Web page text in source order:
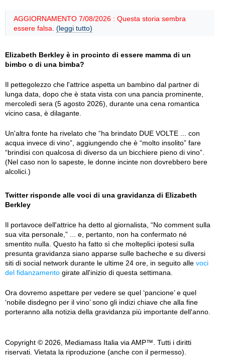
AGGIORNAMENTO 7/08/2026 : Questa storia sembra
essere falsa. (leggi tutto)
Elizabeth Berkley è in procinto di essere mamma di un
bimbo o di una bimba?
Il pettegolezzo che l'attrice aspetta un bambino dal partner di
lunga data, dopo che è stata vista con una pancia prominente,
mercoledì sera (5 agosto 2026), durante una cena romantica
vicino casa, è dilagante.
Un'altra fonte ha rivelato che “ha brindato DUE VOLTE ... con
acqua invece di vino”, aggiungendo che è “molto insolito” fare
“brindisi con qualcosa di diverso da un bicchiere pieno di vino”.
(Nel caso non lo sapeste, le donne incinte non dovrebbero bere
alcolici.)
Twitter risponde alle voci di una gravidanza di Elizabeth
Berkley
Il portavoce dell'attrice ha detto al giornalista, “No comment sulla
sua vita personale,” ... e, pertanto, non ha confermato né
smentito nulla. Questo ha fatto sì che molteplici ipotesi sulla
presunta gravidanza siano apparse sulle bacheche e su diversi
siti di social network durante le ultime 24 ore, in seguito alle voci
del fidanzamento girate all'inizio di questa settimana.
Ora dovremo aspettare per vedere se quel ‘pancione’ e quel
‘nobile disdegno per il vino’ sono gli indizi chiave che alla fine
porteranno alla notizia della gravidanza più importante dell'anno.
Copyright © 2026, Mediamass Italia via AMP™. Tutti i diritti
riservati. Vietata la riproduzione (anche con il permesso).